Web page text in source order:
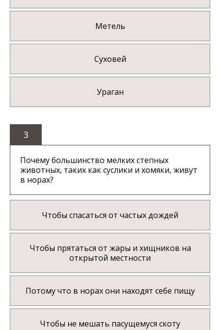
Метель
Суховей
Ураган
3
Почему большинство мелких степных
животных, таких как суслики и хомяки, живут
в норах?
Чтобы спасаться от частых дождей
Чтобы прятаться от жары и хищников на
открытой местности
Потому что в норах они находят себе пищу
Чтобы не мешать пасущемуся скоту